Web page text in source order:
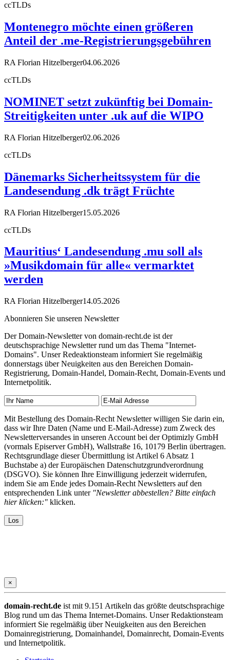
ccTLDs
Montenegro möchte einen größeren
Anteil der .me-Registrierungsgebühren
RA Florian Hitzelberger04.06.2026
ccTLDs
NOMINET setzt zukünftig bei Domain-
Streitigkeiten unter .uk auf die WIPO
RA Florian Hitzelberger02.06.2026
ccTLDs
Dänemarks Sicherheitssystem für die
Landesendung .dk trägt Früchte
RA Florian Hitzelberger15.05.2026
ccTLDs
Mauritius‘ Landesendung .mu soll als
»Musikdomain für alle« vermarktet
werden
RA Florian Hitzelberger14.05.2026
Abonnieren Sie unseren Newsletter
Der Domain-Newsletter von domain-recht.de ist der
deutschsprachige Newsletter rund um das Thema "Internet-
Domains". Unser Redeaktionsteam informiert Sie regelmäßig
donnerstags über Neuigkeiten aus den Bereichen Domain-
Registrierung, Domain-Handel, Domain-Recht, Domain-Events und
Internetpolitik.
Mit Bestellung des Domain-Recht Newsletter willigen Sie darin ein,
dass wir Ihre Daten (Name und E-Mail-Adresse) zum Zweck des
Newsletterversandes in unseren Account bei der Optimizly GmbH
(vormals Episerver GmbH), Wallstraße 16, 10179 Berlin übertragen.
Rechtsgrundlage dieser Übermittlung ist Artikel 6 Absatz 1
Buchstabe a) der Europäischen Datenschutzgrundverordnung
(DSGVO). Sie können Ihre Einwilligung jederzeit widerrufen,
indem Sie am Ende jedes Domain-Recht Newsletters auf den
entsprechenden Link unter "Newsletter abbestellen? Bitte einfach
hier klicken:" klicken.
×
domain-recht.de ist mit 9.151 Artikeln das größte deutschsprachige
Blog rund um das Thema Internet-Domains. Unser Redaktionsteam
informiert Sie regelmäßig über Neuigkeiten aus den Bereichen
Domainregistrierung, Domainhandel, Domainrecht, Domain-Events
und Internetpolitik.